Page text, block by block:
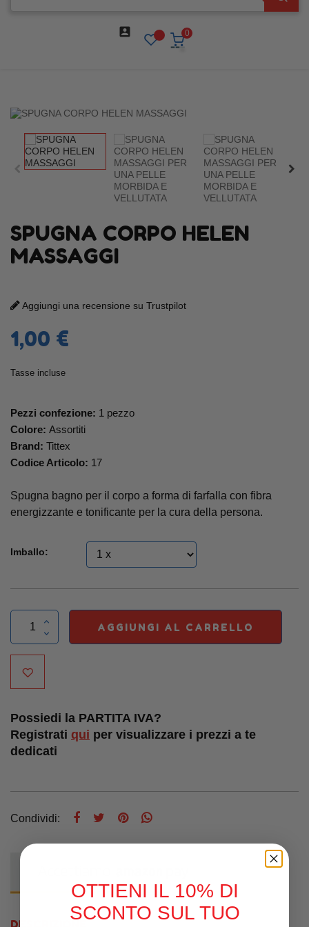
 0
SPUGNA CORPO HELEN
MASSAGGI
Aggiungi una recensione su Trustpilot
1,00 €
Tasse incluse
Pezzi confezione: 1 pezzo
Colore: Assortiti
Brand: Tittex
Codice Articolo: 17
Spugna bagno per il corpo a forma di farfalla con fibra
energizzante e tonificante per la cura della persona.
Imballo:
AGGIUNGI AL CARRELLO
Possiedi la PARTITA IVA?
Registrati qui per visualizzare i prezzi a te
dedicati
Condividi:
OTTIENI IL 10% DI
SCONTO SUL TUO